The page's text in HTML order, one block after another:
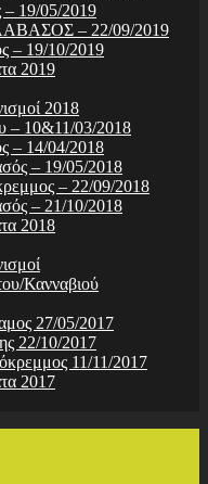
– 19/05/2019
– 22/09/2019
– 19/10/2019
2019
2018
– 10&11/03/2018
– 14/04/2018
– 19/05/2018
– 22/09/2018
– 21/10/2018
2018
Κανναβιού
27/05/2017
22/10/2017
11/11/2017
2017